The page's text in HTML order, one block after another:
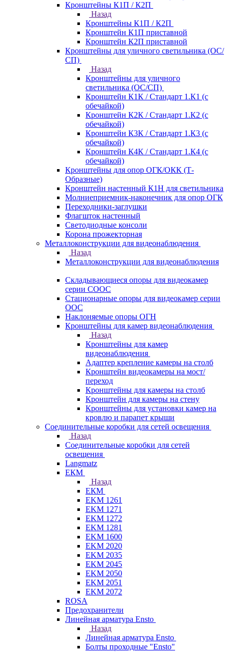
Кронштейны К1П / К2П
Назад
Кронштейны К1П / К2П
Кронштейн К1П приставной
Кронштейн К2П приставной
Кронштейны для уличного светильника (ОС/
СП)
Назад
Кронштейны для уличного
светильника (ОС/СП)
Кронштейн К1К / Стандарт 1.К1 (с
обечайкой)
Кронштейн К2К / Стандарт 1.К2 (с
обечайкой)
Кронштейн К3К / Стандарт 1.К3 (с
обечайкой)
Кронштейн К4К / Стандарт 1.К4 (с
обечайкой)
Кронштейны для опор ОГК/ОКК (Т-
Образные)
Кронштейн настенный К1Н для светильника
Молниеприемник-наконечник для опор ОГК
Переходники-заглушки
Флагшток настенный
Светодиодные консоли
Корона прожекторная
Металлоконструкции для видеонаблюдения
Назад
Металлоконструкции для видеонаблюдения
Складывающиеся опоры для видеокамер
серии СООС
Стационарные опоры для видеокамер серии
ООС
Наклоняемые опоры ОГН
Кронштейны для камер видеонаблюдения
Назад
Кронштейны для камер
видеонаблюдения
Адаптер крепление камеры на столб
Кронштейн видеокамеры на мост/
переход
Кронштейны для камеры на столб
Кронштейн для камеры на стену
Кронштейны для установки камер на
кровлю и парапет крыши
Соединительные коробки для сетей освещения
Назад
Соединительные коробки для сетей
освещения
Langmatz
ЕКМ
Назад
ЕКМ
EKM 1261
EKM 1271
EKM 1272
EKM 1281
EKM 1600
EKM 2020
EKM 2035
EKM 2045
EKM 2050
EKM 2051
EKM 2072
ROSA
Предохранители
Линейная арматура Ensto
Назад
Линейная арматура Ensto
Болты проходные "Ensto"